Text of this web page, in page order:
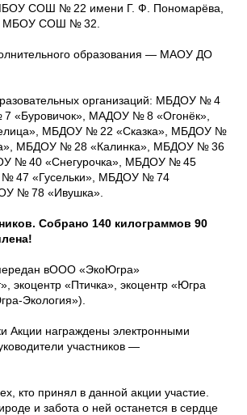
СОШ № 22 имени Г. Ф. Пономарёва,
СОШ № 32.
образования — МАОУ ДО
организаций: МБДОУ № 4
«Буровичок», МАДОУ № 8 «Огонёк»,
МБДОУ № 22 «Сказка», МБДОУ №
МБДОУ № 28 «Калинка», МБДОУ № 36
№ 40 «Снегурочка», МБДОУ № 45
47 «Гусельки», МБДОУ № 74
№ 78 «Ивушка».
Собрано 140 килограммов 90
вООО «ЭкоЮгра»
экоцентр «Птичка», экоцентр «Югра
Экология»).
Акции награждены электронными
участников —
кто принял в данной акции участие.
и забота о ней останется в сердце